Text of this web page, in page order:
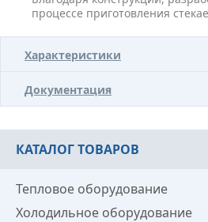
процессе приготовления
Характеристики
Документация
КАТАЛОГ ТОВАРОВ
Тепловое оборудование
Холодильное оборудование